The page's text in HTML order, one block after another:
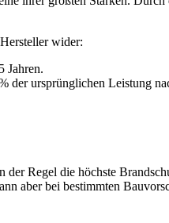
wider:
Jahren.
der ursprünglichen Leistung
Regel die höchste
aber bei bestimmten